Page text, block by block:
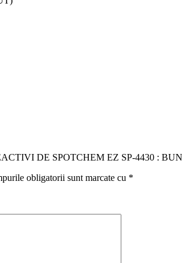
DE SPOTCHEM EZ SP-4430 :
obligatorii sunt marcate cu *